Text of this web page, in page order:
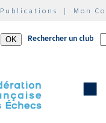
Publications | Mon
Rechercher un club